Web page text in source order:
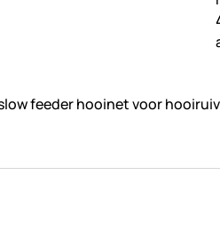
geplaatst
feeder hooinet voor